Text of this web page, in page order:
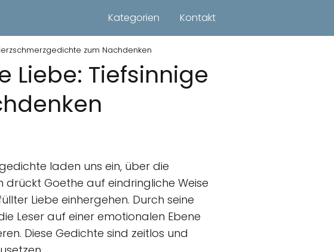
Kategorien Kontakt
zum Nachdenken
Liebe: Tiefsinnige
laden uns ein, über die
drückt Goethe auf eindringliche Weise
Liebe einhergehen. Durch seine
Leser auf einer emotionalen Ebene
Diese Gedichte sind zeitlos und